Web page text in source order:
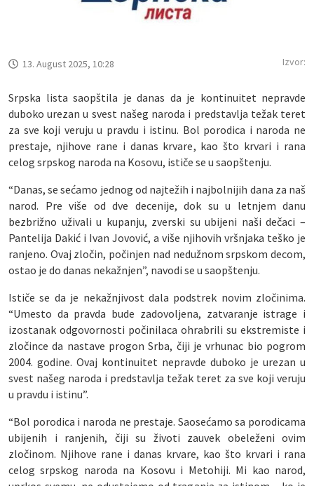
13. August 2025, 10:28 Izvor:
Srpska lista saopštila je danas da je kontinuitet nepravde
duboko urezan u svest našeg naroda i predstavlja težak teret
za sve koji veruju u pravdu i istinu. Bol porodica i naroda ne
prestaje, njihove rane i danas krvare, kao što krvari i rana
celog srpskog naroda na Kosovu, ističe se u saopštenju.
“Danas, se sećamo jednog od najtežih i najbolnijih dana za naš
narod. Pre više od dve decenije, dok su u letnjem danu
bezbrižno uživali u kupanju, zverski su ubijeni naši dečaci –
Pantelija Dakić i Ivan Jovović, a više njihovih vršnjaka teško je
ranjeno. Ovaj zločin, počinjen nad nedužnom srpskom decom,
ostao je do danas nekažnjen”, navodi se u saopštenju.
Ističe se da je nekažnjivost dala podstrek novim zločinima.
“Umesto da pravda bude zadovoljena, zatvaranje istrage i
izostanak odgovornosti počinilaca ohrabrili su ekstremiste i
zločince da nastave progon Srba, čiji je vrhunac bio pogrom
2004. godine. Ovaj kontinuitet nepravde duboko je urezan u
svest našeg naroda i predstavlja težak teret za sve koji veruju
u pravdu i istinu”.
“Bol porodica i naroda ne prestaje. Saosećamo sa porodicama
ubijenih i ranjenih, čiji su životi zauvek obeleženi ovim
zločinom. Njihove rane i danas krvare, kao što krvari i rana
celog srpskog naroda na Kosovu i Metohiji. Mi kao narod,